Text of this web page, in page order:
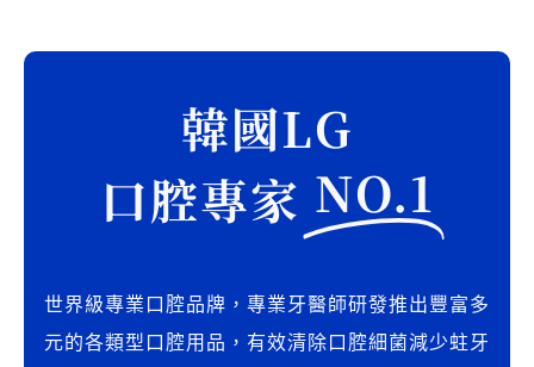
韓國LG
口腔專家 NO.1
世界級專業口腔品牌，專業牙醫師研發推出豐富多
元的各類型口腔用品，有效清除口腔細菌減少蛀牙
搜